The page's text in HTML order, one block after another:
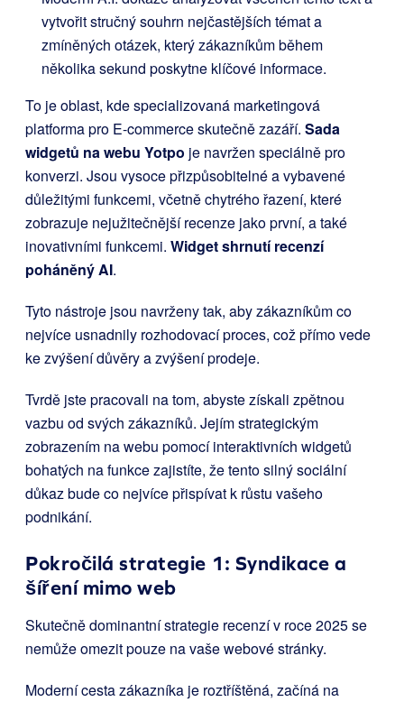
vytvořit stručný souhrn nejčastějších témat a
zmíněných otázek, který zákazníkům během
několika sekund poskytne klíčové informace.
To je oblast, kde specializovaná marketingová
platforma pro E-commerce skutečně zazáří. Sada
widgetů na webu Yotpo je navržen speciálně pro
konverzi. Jsou vysoce přizpůsobitelné a vybavené
důležitými funkcemi, včetně chytrého řazení, které
zobrazuje nejužitečnější recenze jako první, a také
inovativními funkcemi. Widget shrnutí recenzí
poháněný AI.
Tyto nástroje jsou navrženy tak, aby zákazníkům co
nejvíce usnadnily rozhodovací proces, což přímo vede
ke zvýšení důvěry a zvýšení prodeje.
Tvrdě jste pracovali na tom, abyste získali zpětnou
vazbu od svých zákazníků. Jejím strategickým
zobrazením na webu pomocí interaktivních widgetů
bohatých na funkce zajistíte, že tento silný sociální
důkaz bude co nejvíce přispívat k růstu vašeho
podnikání.
Pokročilá strategie 1: Syndikace a
šíření mimo web
Skutečně dominantní strategie recenzí v roce 2025 se
nemůže omezit pouze na vaše webové stránky.
Moderní cesta zákazníka je roztříštěná, začíná na